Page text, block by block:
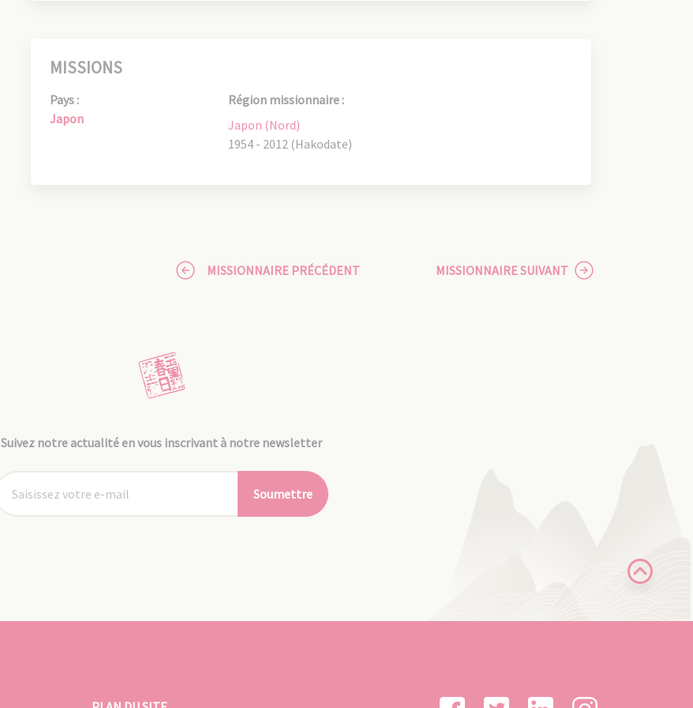
MISSIONS
Pays :
Japon
Région missionnaire :
Japon (Nord)
1954 - 2012 (Hakodate)
MISSIONNAIRE PRÉCÉDENT MISSIONNAIRE SUIVANT
Suivez notre actualité en vous inscrivant à notre newsletter
Soumettre